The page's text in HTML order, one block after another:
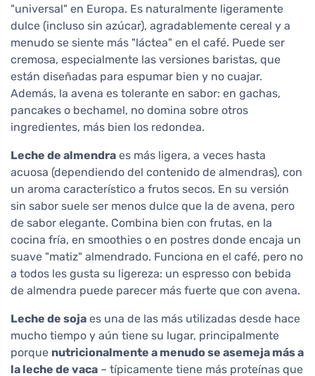
"universal" en Europa. Es naturalmente ligeramente
dulce (incluso sin azúcar), agradablemente cereal y a
menudo se siente más "láctea" en el café. Puede ser
cremosa, especialmente las versiones baristas, que
están diseñadas para espumar bien y no cuajar.
Además, la avena es tolerante en sabor: en gachas,
pancakes o bechamel, no domina sobre otros
ingredientes, más bien los redondea.
Leche de almendra es más ligera, a veces hasta
acuosa (dependiendo del contenido de almendras), con
un aroma característico a frutos secos. En su versión
sin sabor suele ser menos dulce que la de avena, pero
de sabor elegante. Combina bien con frutas, en la
cocina fría, en smoothies o en postres donde encaja un
suave "matiz" almendrado. Funciona en el café, pero no
a todos les gusta su ligereza: un espresso con bebida
de almendra puede parecer más fuerte que con avena.
Leche de soja es una de las más utilizadas desde hace
mucho tiempo y aún tiene su lugar, principalmente
porque nutricionalmente a menudo se asemeja más a
la leche de vaca – típicamente tiene más proteínas que